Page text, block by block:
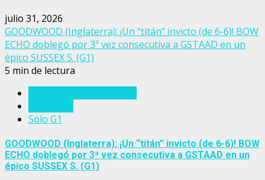
julio 31, 2026
GOODWOOD (Inglaterra): ¡Un “titán” invicto (de 6-6)! BOW
ECHO doblegó por 3ª vez consecutiva a GSTAAD en un
épico SUSSEX S. (G1)
5 min de lectura
Sólo G1
GOODWOOD (Inglaterra): ¡Un “titán” invicto (de 6-6)! BOW
ECHO doblegó por 3ª vez consecutiva a GSTAAD en un
épico SUSSEX S. (G1)